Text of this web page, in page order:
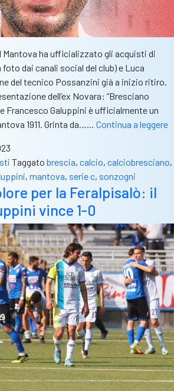
Mantova ha ufficializzato gli acquisti di
dai canali social del club) e Luca
del tecnico Possanzini già a inizio ritiro.
dell’ex Novara: “Bresciano
Francesco Galuppini è ufficialmente un
1911. Grinta da…… Continua a leggere
Taggato brescia, calcio, calciobresciano,
, mantova, serie c, sonzogni
per la Feralpisalò: il
vince 1-0